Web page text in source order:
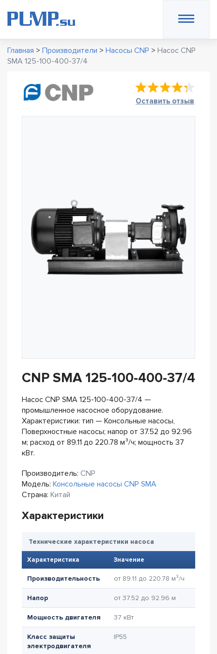
Главная > Производители > Насосы CNP > Насос CNP
SMA 125-100-400-37/4
Оставить отзыв
CNP SMA 125-100-400-37/4
Насос CNP SMA 125-100-400-37/4 —
промышленное насосное оборудование.
Характеристики: тип — Консольные насосы,
Поверхностные насосы; напор от 37.52 до 92.96
м; расход от 89.11 до 220.78 м³/ч; мощность 37
кВт.
Производитель: CNP
Модель: Консольные насосы CNP SMA
Страна: Китай
Характеристики
Технические характеристики насоса
Характеристика Значение
Производительность от 89.11 до 220.78 м³/ч
Напор от 37.52 до 92.96 м
Мощность двигателя 37 кВт
Класс защиты
электродвигателя
IP55